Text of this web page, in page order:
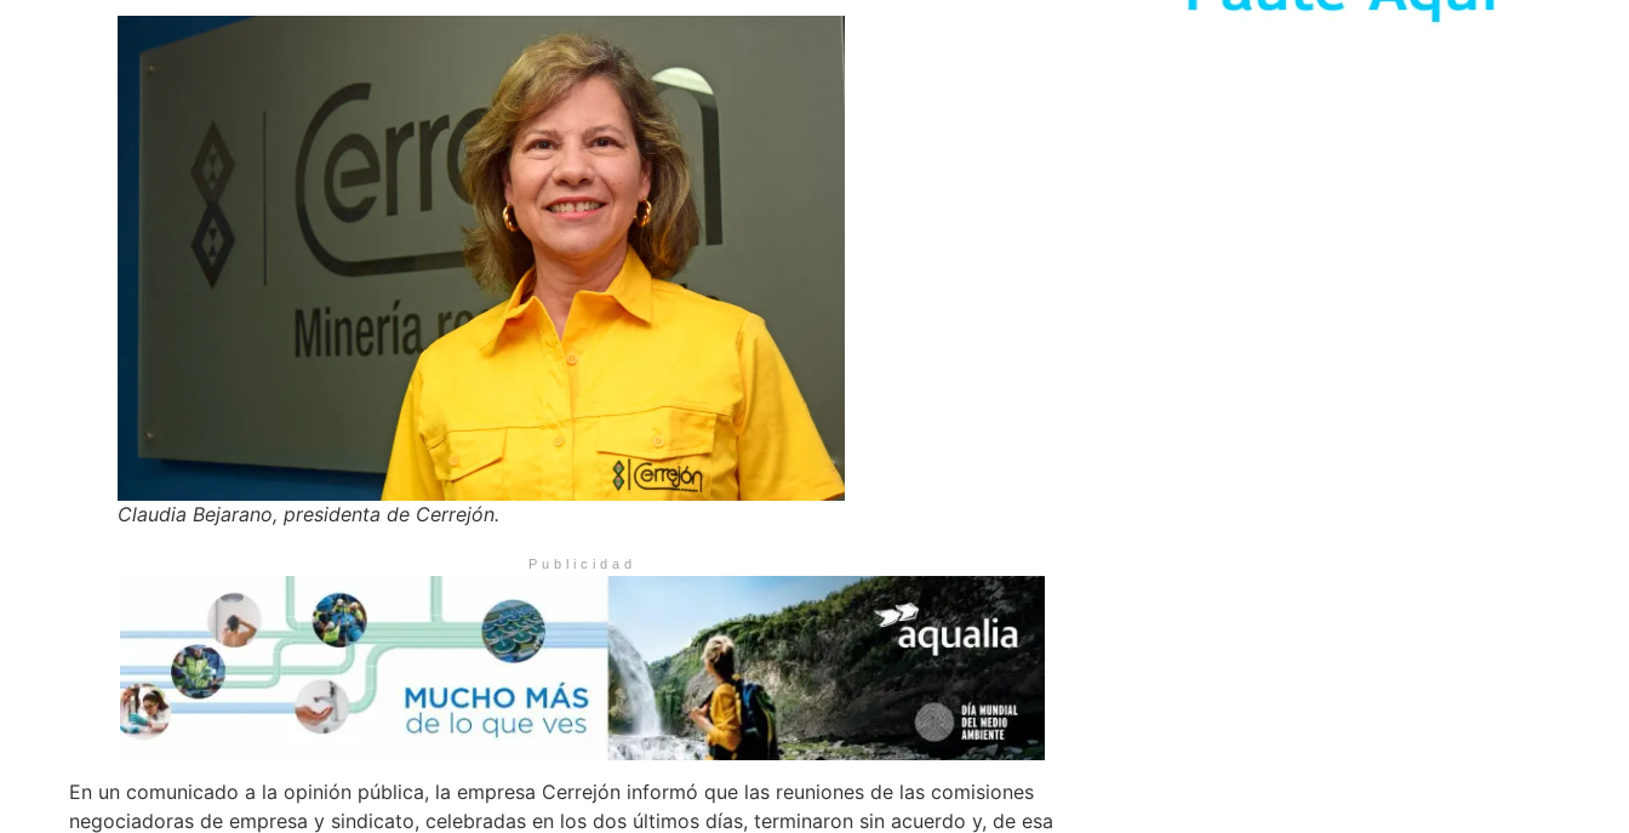
Claudia Bejarano, presidenta de Cerrejón.
Publicidad
En un comunicado a la opinión pública, la empresa Cerrejón informó que las reuniones de las comisiones
negociadoras de empresa y sindicato, celebradas en los dos últimos días, terminaron sin acuerdo y, de esa